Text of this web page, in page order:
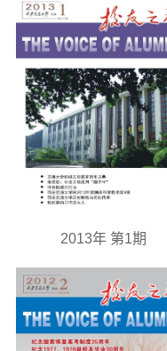
2013年 第1期